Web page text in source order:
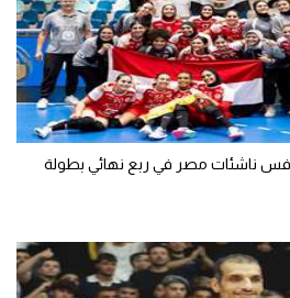
ناشئات مصر في ربع نهائي بطولة